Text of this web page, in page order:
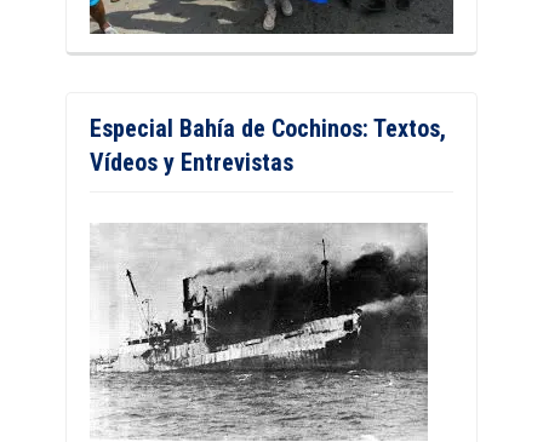
Especial Bahía de Cochinos: Textos,
Vídeos y Entrevistas